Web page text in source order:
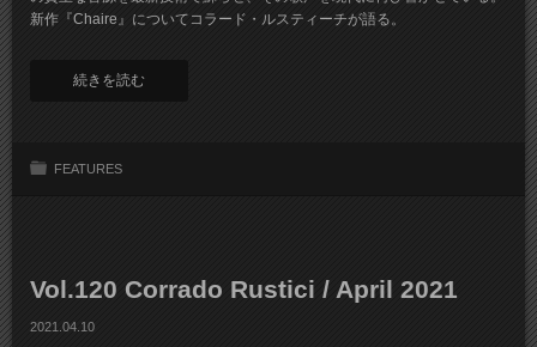
新作『Chaire』についてコラード・ルスティーチが語る。
続きを読む
FEATURES
Vol.120 Corrado Rustici / April 2021
2021.04.10